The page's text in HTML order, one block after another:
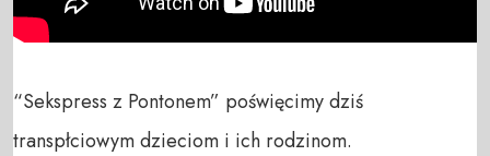
“Sekspress z Pontonem” poświęcimy dziś
transpłciowym dzieciom i ich rodzinom.